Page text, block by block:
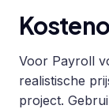
Voor Payroll
realistische
project.